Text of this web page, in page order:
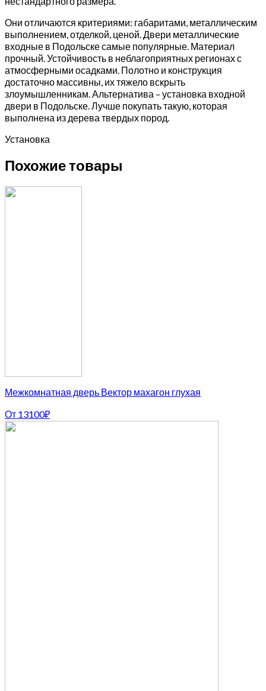
Они отличаются критериями: габаритами, металлическим
выполнением, отделкой, ценой. Двери металлические
входные в Подольске самые популярные. Материал
прочный. Устойчивость в неблагоприятных регионах с
атмосферными осадками. Полотно и конструкция
достаточно массивны, их тяжело вскрыть
злоумышленникам. Альтернатива – установка входной
двери в Подольске. Лучше покупать такую, которая
выполнена из дерева твердых пород.
Установка
Похожие товары
Межкомнатная дверь Вектор махагон глухая
От 13100₽